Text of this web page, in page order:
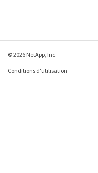
© 2026 NetApp, Inc.
Conditions d'utilisation